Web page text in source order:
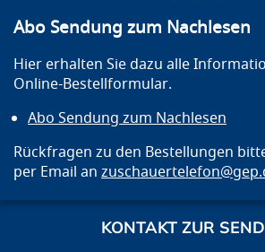
Abo Sendung zum Nachlesen
Hier erhalten Sie dazu alle
Online-Bestellformular.
Abo Sendung zum Nachlesen
Rückfragen zu den Bestellungen
per Email an
KONTAKT ZUR